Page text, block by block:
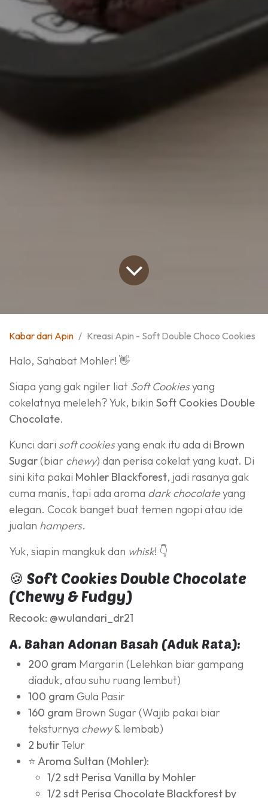
Kabar dari Apin Kreasi Apin - Soft Double Choco Cookies
Halo, Sahabat Mohler! 👋
Siapa yang gak ngiler liat Soft Cookiesyang
cokelatnya meleleh? Yuk, bikin Soft Cookies Double
Chocolate.
Kunci dari soft cookiesyang enak itu ada di Brown
Sugar(biar chewy) dan perisa cokelat yang kuat. Di
sini kita pakai Mohler Blackforest, jadi rasanya gak
cuma manis, tapi ada aroma dark chocolateyang
elegan. Cocok banget buat temen ngopi atau ide
jualan hampers.
Yuk, siapin mangkuk dan whisk! 👇
🍪 Soft Cookies Double Chocolate
(Chewy & Fudgy)
Recook: @wulandari_dr21
A. Bahan Adonan Basah (Aduk Rata):
200 gram Margarin (Lelehkan biar gampang
diaduk, atau suhu ruang lembut)
100 gram Gula Pasir
160 gram Brown Sugar (Wajib pakai biar
teksturnya chewy& lembab)
2 butirTelur
⭐ Aroma Sultan (Mohler):
1/2 sdt Perisa Vanilla by Mohler
1/2 sdt Perisa Chocolate Blackforest by